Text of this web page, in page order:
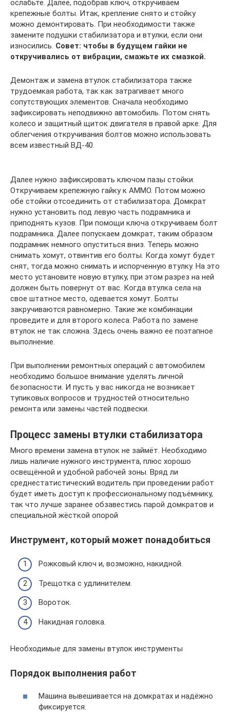
ослабьте. Далее, подобрав ключ, откручиваем
крепежные болты. Итак, крепление снято и стойку
можно демонтировать. При необходимости также
замените подушки стабилизатора и втулки, если они
износились. Совет: чтобы в будущем гайки не
откручивались от вибрации, смажьте их смазкой.
Демонтаж и замена втулок стабилизатора также
трудоемкая работа, так как затрагивает много
сопутствующих элементов. Сначала необходимо
зафиксировать неподвижно автомобиль. Потом снять
колесо и защитный щиток двигателя в правой арке. Для
облегчения откручивания болтов можно использовать
всем известный ВД-40.
Далее нужно зафиксировать ключом пазы стойки.
Откручиваем крепежную гайку к АММО. Потом можно
обе стойки отсоединить от стабилизатора. Домкрат
нужно установить под левую часть подрамника и
приподнять кузов. При помощи ключа откручиваем болт
подрамника. Далее попускаем домкрат, таким образом
подрамник немного опуститься вниз. Теперь можно
снимать хомут, отвинтив его болты. Когда хомут будет
снят, тогда можно снимать и испорченную втулку. На это
место установите новую втулку, при этом разрез на ней
должен быть повернут от вас. Когда втулка села на
свое штатное место, одевается хомут. Болты
закручиваются равномерно. Такие же комбинации
проведите и для второго колеса. Работа по замене
втулок не так сложна. Здесь очень важно ее поэтапное
выполнение.
При выполнении ремонтных операций с автомобилем
необходимо большое внимание уделять личной
безопасности. И пусть у вас никогда не возникает
тупиковых вопросов и трудностей относительно
ремонта или замены частей подвески.
Процесс замены втулки стабилизатора
Много времени замена втулок не займёт. Необходимо
лишь наличие нужного инструмента, плюс хорошо
освещённой и удобной рабочей зоны. Вряд ли
среднестатистический водитель при проведении работ
будет иметь доступ к профессиональному подъёмнику,
так что лучше заранее обзавестись парой домкратов и
специальной жёсткой опорой
Инструмент, который может понадобиться
Рожковый ключ и, возможно, накидной.
Трещотка с удлинителем.
Вороток.
Накидная головка.
Необходимые для замены втулок инструменты
Порядок выполнения работ
Машина вывешивается на домкратах и надёжно
фиксируется.